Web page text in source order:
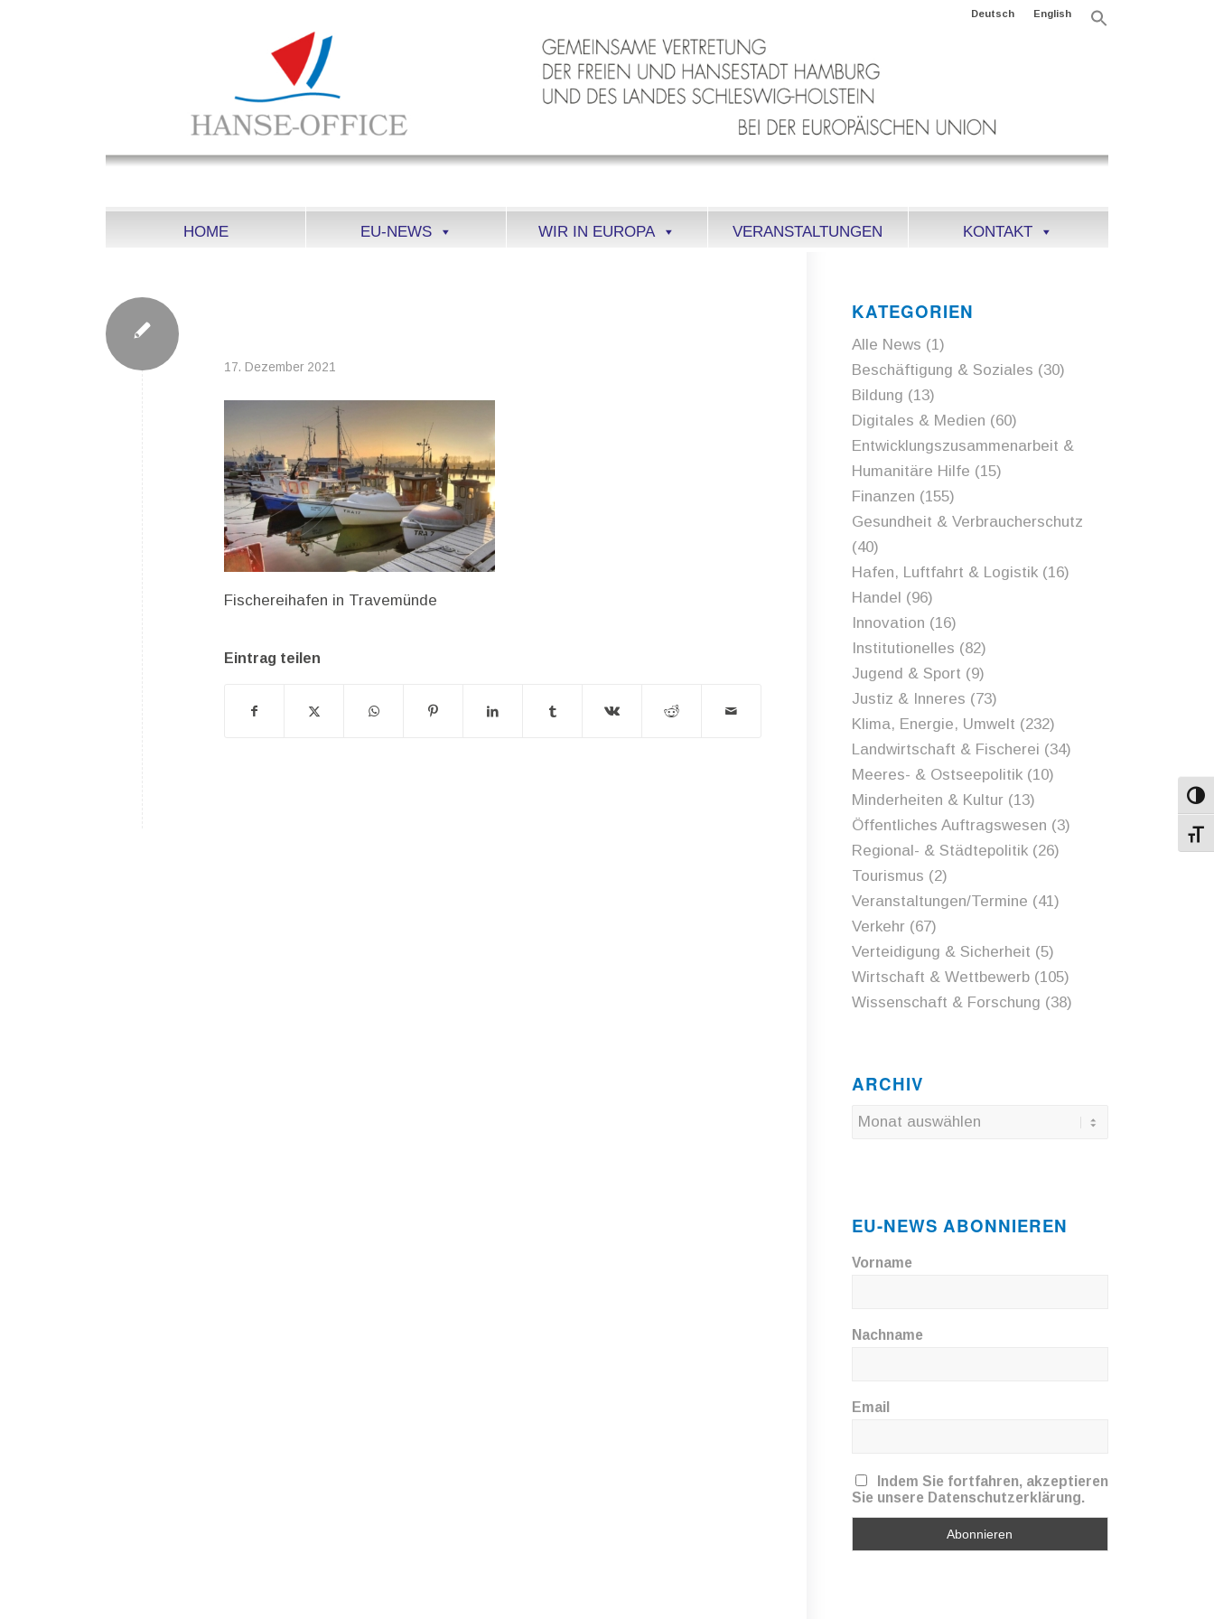
Deutsch English
HOME EU-NEWS WIR IN EUROPA VERANSTALTUNGEN KONTAKT
17. Dezember 2021
Fischereihafen in Travemünde
Eintrag teilen
KATEGORIEN
Alle News (1)
Beschäftigung & Soziales (30)
Bildung (13)
Digitales & Medien (60)
Entwicklungszusammenarbeit &
Humanitäre Hilfe (15)
Finanzen (155)
Gesundheit & Verbraucherschutz
(40)
Hafen, Luftfahrt & Logistik(16)
Handel (96)
Innovation (16)
Institutionelles (82)
Jugend & Sport (9)
Justiz & Inneres (73)
Klima, Energie, Umwelt (232)
Landwirtschaft & Fischerei (34)
Meeres- & Ostseepolitik(10)
Minderheiten & Kultur(13)
Öffentliches Auftragswesen (3)
Regional- & Städtepolitik(26)
Tourismus (2)
Veranstaltungen/Termine (41)
Verkehr(67)
Verteidigung & Sicherheit (5)
Wirtschaft & Wettbewerb(105)
Wissenschaft & Forschung (38)
ARCHIV
EU-NEWS ABONNIEREN
Vorname
Nachname
Email
Indem Sie fortfahren, akzeptieren
Sie unsere Datenschutzerklärung.